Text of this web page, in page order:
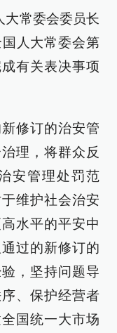
常委会委员长
人大常委会第
有关表决事项
修订的治安管
理，将群众反
安管理处罚范
维护社会治安
水平的平安中
过的新修订的
，坚持问题导
、保护经营者
国统一大市场